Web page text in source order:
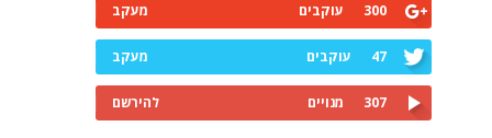
300 עוקבים מעקב
47 עוקבים מעקב
307 מנויים להירשם